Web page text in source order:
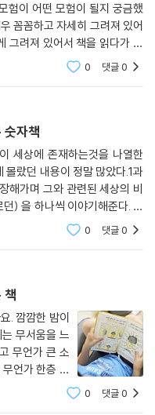
하게 우리 몸과 마음에 평온한
하기, 인간관계처럼 나이를 불
에 도전하고 자신감과 행복을
안이 찾아왔을 때 여러분들
도록 도울 것입니다.
험이 어떤 모험이 될지 궁금했
꼼꼼하고 자세히 그려져 있어
그려져 있어서 책을 읽다가 지
물 속에 있는 이안을 찾는 걸
0 댓글0
숫자책
세상에 존재하는것을 나열한
몰랐던 내용이 정말 많았다.1과
가며 그와 관련된 세상의 비
) 을 하나씩 이야기해준다. 정
0 댓글0
책
이
0 댓글0